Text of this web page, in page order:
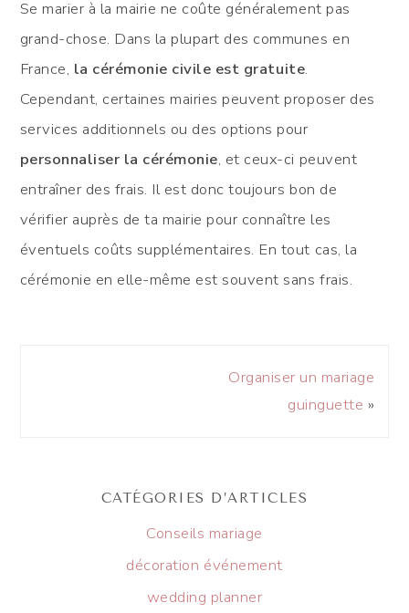
Se marier à la mairie ne coûte généralement pas
grand-chose. Dans la plupart des communes en
France, la cérémonie civile est gratuite.
Cependant, certaines mairies peuvent proposer des
services additionnels ou des options pour
personnaliser la cérémonie, et ceux-ci peuvent
entraîner des frais. Il est donc toujours bon de
vérifier auprès de ta mairie pour connaître les
éventuels coûts supplémentaires. En tout cas, la
cérémonie en elle-même est souvent sans frais.
Organiser un mariage
guinguette »
CATÉGORIES D’ARTICLES
Conseils mariage
décoration événement
wedding planner